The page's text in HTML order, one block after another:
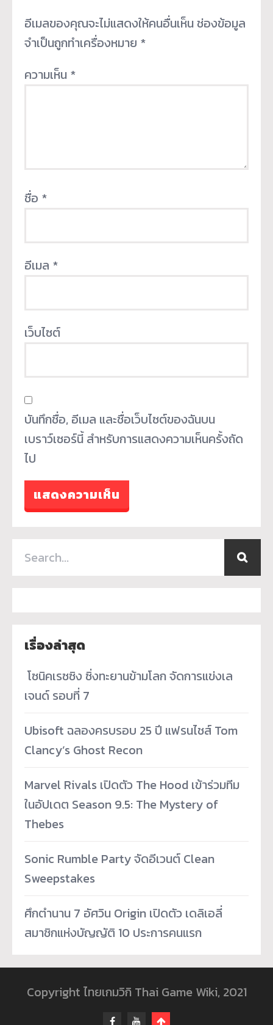
อีเมลของคุณจะไม่แสดงให้คนอื่นเห็น ช่องข้อมูล
จำเป็นถูกทำเครื่องหมาย *
ความเห็น *
ชื่อ *
อีเมล *
เว็บไซต์
บันทึกชื่อ, อีเมล และชื่อเว็บไซต์ของฉันบน
เบราว์เซอร์นี้ สำหรับการแสดงความเห็นครั้งถัด
ไป
เรื่องล่าสุด
­ โซนิคเรซซิง ซิ่งทะยานข้ามโลก จัดการแข่งเล
เจนด์ รอบที่ 7
Ubisoft ฉลองครบรอบ 25 ปี แฟรนไชส์ Tom
Clancy’s Ghost Recon
Marvel Rivals เปิดตัว The Hood เข้าร่วมทีม
ในอัปเดต Season 9.5: The Mystery of
Thebes
Sonic Rumble Party จัดอีเวนต์ Clean
Sweepstakes
ศึกตำนาน 7 อัศวิน Origin เปิดตัว เดลิเอลี่
สมาชิกแห่งบัญญัติ 10 ประการคนแรก
Copyright ไทยเกมวิกิ Thai Game Wiki, 2021